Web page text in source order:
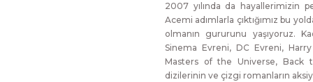
2007 yılında da hayallerimizin
Acemi adımlarla çıktığımız bu
olmanın gururunu yaşıyoruz.
Sinema Evreni, DC Evreni,
Masters of the Universe,
dizilerinin ve çizgi romanların